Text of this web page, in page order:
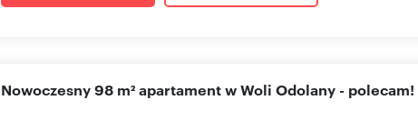
Nowoczesny 98 m² apartament w Woli Odolany - polecam!